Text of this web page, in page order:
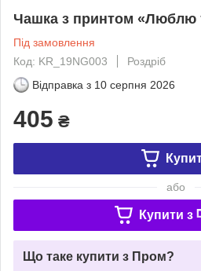
Чашка з принтом «Люблю
Під замовлення
Код: KR_19NG003
Роздріб
Відправка з 10 серпня 2026
405 ₴
або
Купити з
Що таке купити з Пром?